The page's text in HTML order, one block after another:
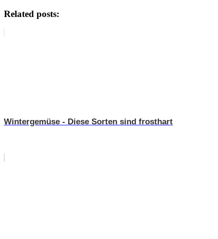
Related posts:
Wintergemüse - Diese Sorten sind frosthart